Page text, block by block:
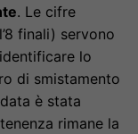
. Le cifre
finali) servono
lo
di smistamento
è stata
rimane la